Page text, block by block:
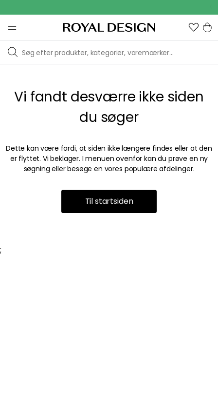
Vi fandt desværre ikke siden
du søger
Dette kan være fordi, at siden ikke længere findes eller at den
er flyttet. Vi beklager. I menuen ovenfor kan du prøve en ny
søgning eller besøge en vores populære afdelinger.
Til startsiden
;